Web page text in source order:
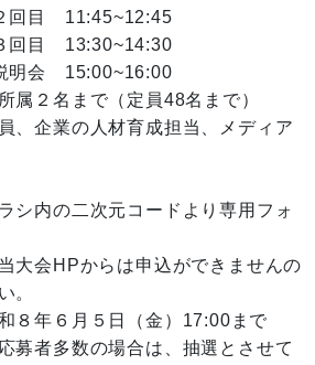
11:45~12:45
13:30~14:30
15:00~16:00
属２名まで（定員48名まで）
、企業の人材育成担当、メディア
シ内の二次元コードより専用フォ
らは申込ができませんの
。
８年６月５日（金）17:00まで
の場合は、抽選とさせて